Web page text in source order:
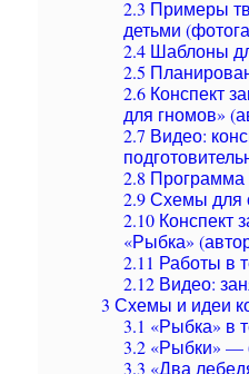
2.3 Примеры
детьми
2.4 Шаблоны
2.5
2.6 Конспект
для гномов»
2.7 Видео:
2.8 Программа
2.9Схемы для
2.10 Конспект
«Рыбка»
2.11 Работы в
2.12 Видео:
3 Схемы и идеи
3.1 «Рыбка» в
3.2 «Рыбки» —
3.3 «Два